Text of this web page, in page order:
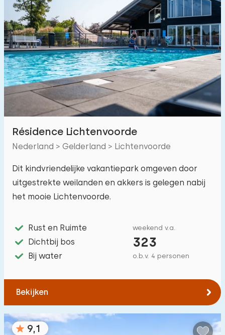
Résidence Lichtenvoorde
Nederland > Gelderland > Lichtenvoorde
Dit kindvriendelijke vakantiepark omgeven door
uitgestrekte weilanden en akkers is gelegen nabij
het mooie Lichtenvoorde.
Rust en Ruimte
Dichtbij bos
Bij water
weekend v.a.
323
o.b.v. 4 personen
Bekijken
9,1